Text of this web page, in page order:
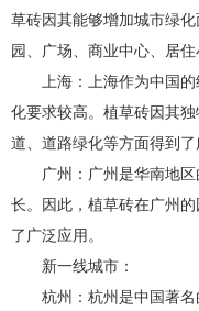
草砖因其能够增加城市绿
园、广场、商业中心、居
上海：上海作为中国的
化要求较高。植草砖因其
道、道路绿化等方面得到了
广州：广州是华南地区
长。因此，植草砖在广州
了广泛应用。
新一线城市：
杭州：杭州是中国著名